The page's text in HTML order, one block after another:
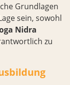
Grundlagen
sein, sowohl
Nidra
zu